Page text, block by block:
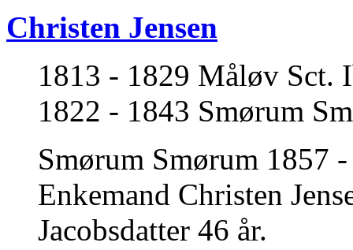
Christen Jensen
1813 - 1829 Måløv Sct.
1822 - 1843 Smørum
Smørum Smørum 1857
Enkemand Christen
Jacobsdatter 46 år.